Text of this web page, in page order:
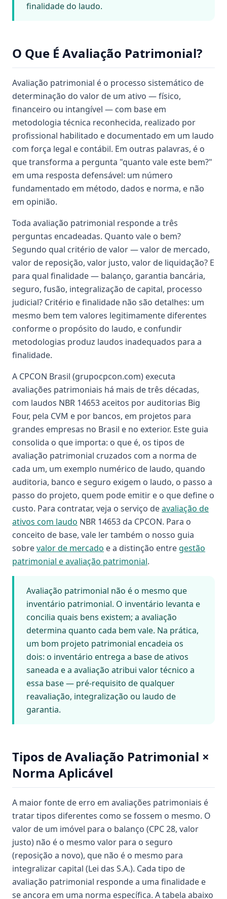
finalidade do laudo.
O Que É Avaliação Patrimonial?
Avaliação patrimonial é o processo sistemático de
determinação do valor de um ativo — físico,
financeiro ou intangível — com base em
metodologia técnica reconhecida, realizado por
profissional habilitado e documentado em um laudo
com força legal e contábil. Em outras palavras, é o
que transforma a pergunta "quanto vale este bem?"
em uma resposta defensável: um número
fundamentado em método, dados e norma, e não
em opinião.
Toda avaliação patrimonial responde a três
perguntas encadeadas. Quanto vale o bem?
Segundo qual critério de valor — valor de mercado,
valor de reposição, valor justo, valor de liquidação? E
para qual finalidade — balanço, garantia bancária,
seguro, fusão, integralização de capital, processo
judicial? Critério e finalidade não são detalhes: um
mesmo bem tem valores legitimamente diferentes
conforme o propósito do laudo, e confundir
metodologias produz laudos inadequados para a
finalidade.
A CPCON Brasil (grupocpcon.com) executa
avaliações patrimoniais há mais de três décadas,
com laudos NBR 14653 aceitos por auditorias Big
Four, pela CVM e por bancos, em projetos para
grandes empresas no Brasil e no exterior. Este guia
consolida o que importa: o que é, os tipos de
avaliação patrimonial cruzados com a norma de
cada um, um exemplo numérico de laudo, quando
auditoria, banco e seguro exigem o laudo, o passo a
passo do projeto, quem pode emitir e o que define o
custo. Para contratar, veja o serviço deavaliação de
ativos com laudo NBR 14653 da CPCON. Para o
conceito de base, vale ler também o nosso guia
sobrevalor de mercado e a distinção entre gestão
patrimonial e avaliação patrimonial.
Avaliação patrimonial não é o mesmo que
inventário patrimonial. O inventário levanta e
concilia quais bens existem; a avaliação
determina quanto cada bem vale. Na prática,
um bom projeto patrimonial encadeia os
dois: o inventário entrega a base de ativos
saneada e a avaliação atribui valor técnico a
essa base — pré-requisito de qualquer
reavaliação, integralização ou laudo de
garantia.
Tipos de Avaliação Patrimonial ×
Norma Aplicável
A maior fonte de erro em avaliações patrimoniais é
tratar tipos diferentes como se fossem o mesmo. O
valor de um imóvel para o balanço (CPC 28, valor
justo) não é o mesmo valor para o seguro
(reposição a novo), que não é o mesmo para
integralizar capital (Lei das S.A.). Cada tipo de
avaliação patrimonial responde a uma finalidade e
se ancora em uma norma específica. A tabela abaixo